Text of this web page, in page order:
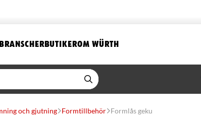
BUTIKEROM WÜRTH
och gjutning Formtillbehör Formlås geku